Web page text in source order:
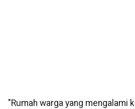
"Rumah warga yang mengalami